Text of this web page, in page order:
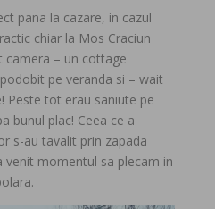
pana la cazare, in cazul
chiar la Mos Craciun
camera – un cottage
pe veranda si – wait
Peste tot erau saniute pe
bunul plac! Ceea ce a
s-au tavalit prin zapada
venit momentul sa plecam in